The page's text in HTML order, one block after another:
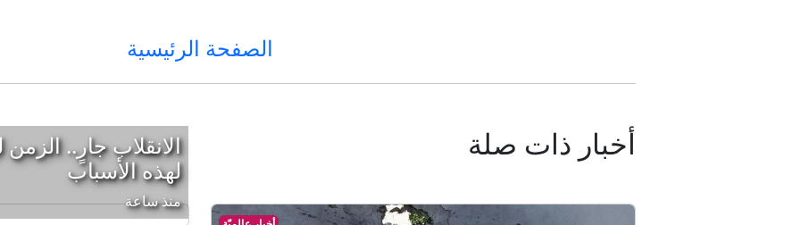
الصفحة الرئيسية
أخبار ذات صلة
الانقلاب جارٍ..
لهذه الأسباب
منذ ساعة